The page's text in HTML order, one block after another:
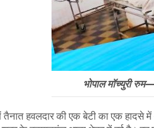
भोपाल मॉच्युरी
हवलदार की एक बेटी का एक